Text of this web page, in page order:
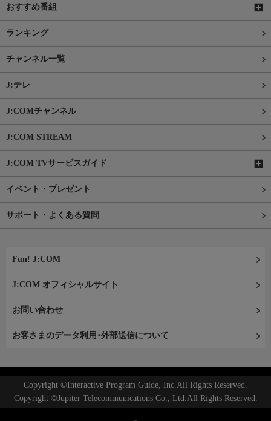
おすすめ番組
ランキング
チャンネル一覧
J:テレ
J:COMチャンネル
J:COM STREAM
J:COM TVサービスガイド
イベント・プレゼント
サポート・よくある質問
Fun! J:COM
J:COM オフィシャルサイト
お問い合わせ
お客さまのデータ利用･外部送信について
Copyright ©Interactive Program Guide, Inc.All Rights Reserved.
Copyright ©Jupiter Telecommunications Co., Ltd.All Rights Reserved.